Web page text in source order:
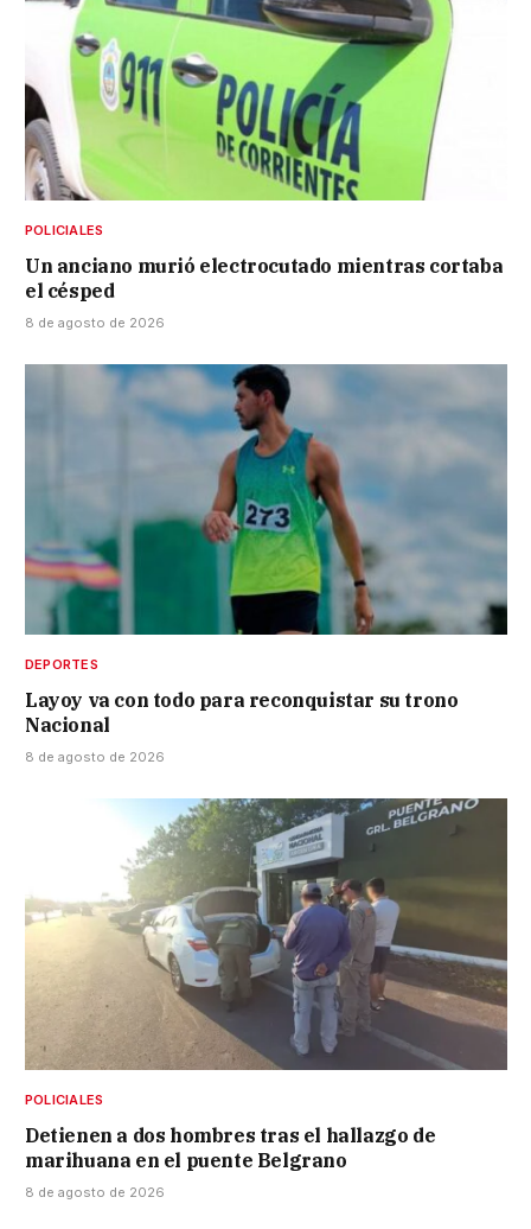
POLICIALES
Un anciano murió electrocutado mientras cortaba
el césped
8 de agosto de 2026
DEPORTES
Layoy va con todo para reconquistar su trono
Nacional
8 de agosto de 2026
POLICIALES
Detienen a dos hombres tras el hallazgo de
marihuana en el puente Belgrano
8 de agosto de 2026